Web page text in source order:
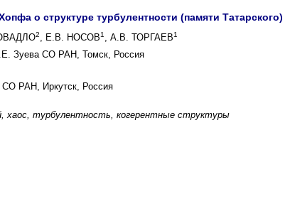
о структуре турбулентности (памяти Татарского)
2, Е.В. НОСОВ1 , А.В. ТОРГАЕВ1
Зуева СО РАН, Томск, Россия
СО РАН, Иркутск, Россия
хаос, турбулентность, когерентные структуры